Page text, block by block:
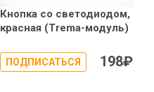
Кнопка со светодиодом,
красная (Trema-модуль)
ПОДПИСАТЬСЯ 198₽